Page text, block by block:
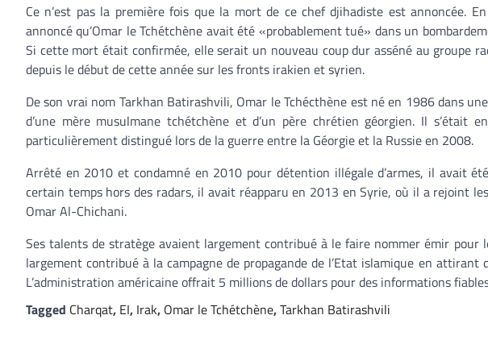
Ce n’est pas la première fois que la mort de ce chef djihadiste est annoncée.
annoncé qu’Omar le Tchétchène avait été «probablement tué» dans un
Si cette mort était confirmée, elle serait un nouveau coup dur asséné au groupe
depuis le début de cette année sur les fronts irakien et syrien.
De son vrai nom Tarkhan Batirashvili, Omar le Tchécthène est né en 1986 dans
d’une mère musulmane tchétchène et d’un père chrétien géorgien. Il s’était
particulièrement distingué lors de la guerre entre la Géorgie et la Russie en 2008.
Arrêté en 2010 et condamné en 2010 pour détention illégale d’armes, il avait
certain temps hors des radars, il avait réapparu en 2013 en Syrie, où il a rejoint
Omar Al-Chichani.
Ses talents de stratège avaient largement contribué à le faire nommer émir pour
largement contribué à la campagne de propagande de l’Etat islamique en attirant
L’administration américaine offrait 5 millions de dollars pour des informations
Tagged Charqat, EI, Irak, Omar le Tchétchène,Tarkhan Batirashvili